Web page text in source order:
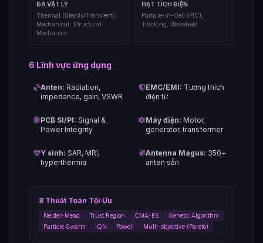
ĐA VẬT LÝ
Thermal (Steady/Transient),
Mechanical, Structural
Mechanics
HẠT TÍCH ĐIỆN
Particle-in-Cell (PIC),
Tracking, Wakefield
6 Lĩnh vực ứng dụng
Anten: Radiation,
impedance, gain, VSWR
EMC/EMI: Tương thích
điện từ
PCB SI/PI: Signal &
Power Integrity
Máy điện: Motor,
generator, transformer
Y sinh: SAR, MRI,
hyperthermia
Antenna Magus: 350+
anten sẵn
8 Thuật Toán Tối Ưu
Nelder-Mead Trust Region CMA-ES
Genetic Algorithm
Particle Swarm
IQN Powell Multi-objective (Pareto)